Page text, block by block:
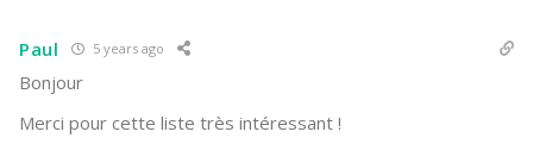
Paul 5 years ago
Bonjour
Merci pour cette liste très intéressant !